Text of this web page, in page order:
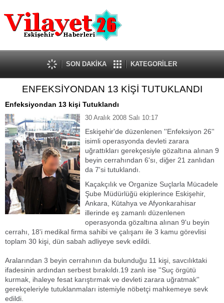
Güncel
Ekonomi
Politika
Eğitim
Spor
Kültür-Sanat
Dünya
Röportaj
Tanıtım Yazısı
SON DAKİKA KATEGORİLER
ENFEKSİYONDAN 13 KİŞİ TUTUKLANDI
Enfeksiyondan 13 kişi Tutuklandı
30 Aralık 2008 Salı 10:17
Eskişehir'de düzenlenen ''Enfeksiyon 26''
isimli operasyonda devleti zarara
uğrattıkları gerekçesiyle gözaltına alınan 9
beyin cerrahından 6'sı, diğer 21 zanlıdan
da 7'si tutuklandı.
Kaçakçılık ve Organize Suçlarla Mücadele
Şube Müdürlüğü ekiplerince Eskişehir,
Ankara, Kütahya ve Afyonkarahisar
illerinde eş zamanlı düzenlenen
operasyonda gözaltına alınan 9'u beyin
cerrahı, 18'i medikal firma sahibi ve çalışanı ile 3 kamu görevlisi
toplam 30 kişi, dün sabah adliyeye sevk edildi.
Aralarından 3 beyin cerrahının da bulunduğu 11 kişi, savcılıktaki
ifadesinin ardından serbest bırakıldı.19 zanlı ise ''Suç örgütü
kurmak, ihaleye fesat karıştırmak ve devleti zarara uğratmak''
gerekçeleriyle tutuklanmaları istemiyle nöbetçi mahkemeye sevk
edildi.